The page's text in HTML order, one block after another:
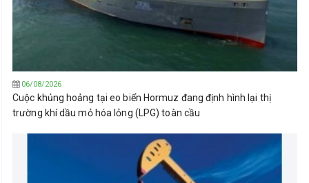
06/08/2026
Cuộc khủng hoảng tại eo biển Hormuz đang định hình lại thị
trường khí dầu mỏ hóa lỏng (LPG) toàn cầu